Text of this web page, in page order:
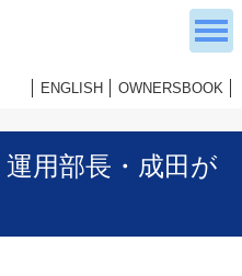
ENGLISH OWNERSBOOK
運用部長・成田が